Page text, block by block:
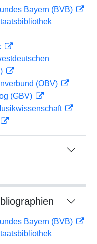
Bayern (BVB)
(OBV)
(GBV)
Bayern (BVB)